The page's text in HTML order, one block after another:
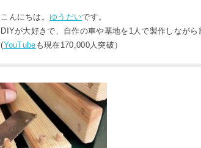
こんにちは。ゆうだいです。
DIYが大好きで、自作の車や基地を1人で製作しながら
(YouTube も現在170,000人突破）